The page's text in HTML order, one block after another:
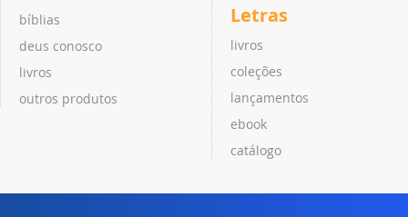
bíblias
deus conosco
livros
outros produtos
Letras
livros
coleções
lançamentos
ebook
catálogo